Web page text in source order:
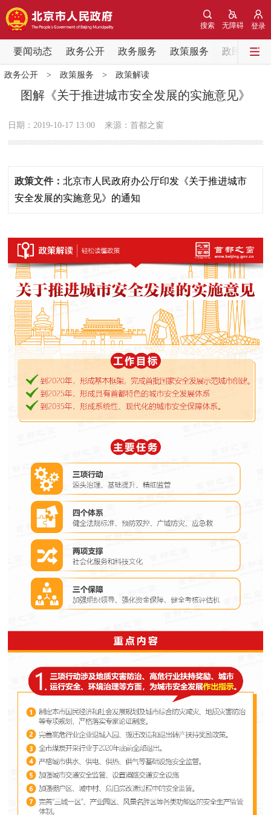
登录
无障碍
搜索
要闻动态 政务公开 政务服务 政策服务 政民互动
要闻动态
党中央精神 国务院信息
政务公开
市领导 机构职能 政策服务
政策兑现 政策解读 回应关切
决策公开 专题公开
政务服务
个人服务 法人服务 部门服务
便民服务 利企服务 投资项目
中介服务 阳光政务
12345网上接诉即办 我要咨询
参与调查 在线访谈 图说互动
走进北京
北京概况 十六区概览 人文北京
ENGLISH 한국어 日本語
DEUTSCH FRANÇAIS РУССКИЙ ЯЗЫК
ESPAÑOL العربية
ITALIANO
政务公开> 政策服务 > 政策解读
图解《关于推进城市安全发展的实施意见》
日期：2019-10-17 13:00 来源：首都之窗
政策文件：北京市人民政府办公厅印发《关于推进城市
安全发展的实施意见》的通知